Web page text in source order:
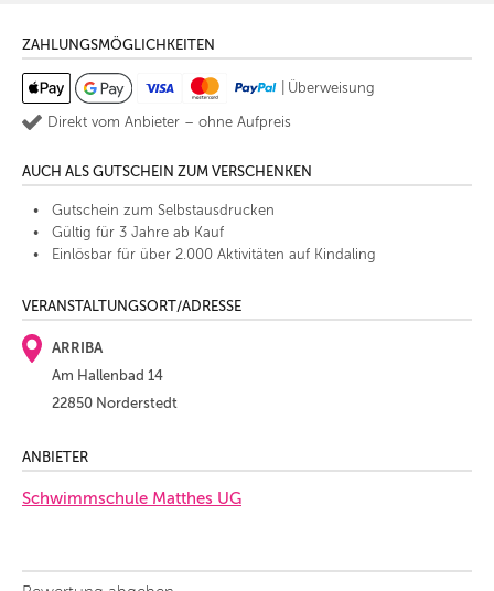
ZAHLUNGSMÖGLICHKEITEN
Überweisung
Direkt vom Anbieter – ohne Aufpreis
AUCH ALS GUTSCHEIN ZUM VERSCHENKEN
Gutschein zum Selbstausdrucken
Gültig für 3 Jahre ab Kauf
Einlösbar für über 2.000 Aktivitäten auf Kindaling
VERANSTALTUNGSORT/ADRESSE
ARRIBA
Am Hallenbad 14
22850 Norderstedt
ANBIETER
Schwimmschule Matthes UG